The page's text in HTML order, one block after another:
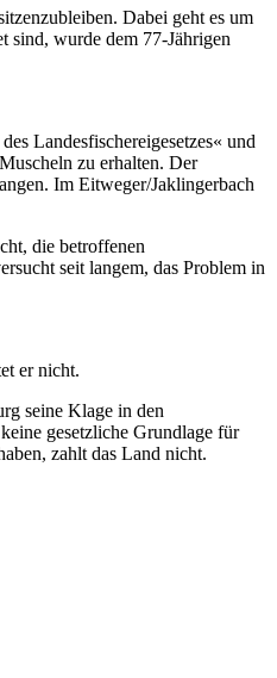
Dabei geht es um
sind, wurde dem 77-Jährigen
Landesfischereigesetzes« und
zu erhalten. Der
Im Eitweger/Jaklingerbach
die betroffenen
seit langem, das Problem in
er nicht.
seine Klage in den
gesetzliche Grundlage für
zahlt das Land nicht.